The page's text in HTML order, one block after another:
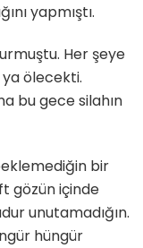
yapmıştı.
Her şeye
ya ölecekti.
bu gece silahın
bir
gözün içinde
unutamadığın.
hüngür